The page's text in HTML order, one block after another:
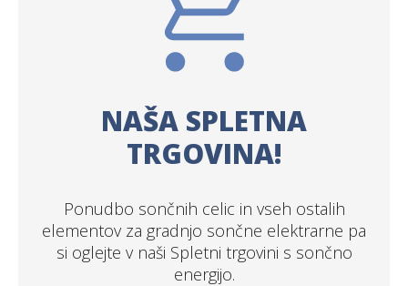
NAŠA SPLETNA
TRGOVINA!
Ponudbo sončnih celic in vseh ostalih
elementov za gradnjo sončne elektrarne pa
si oglejte v naši Spletni trgovini s sončno
energijo.